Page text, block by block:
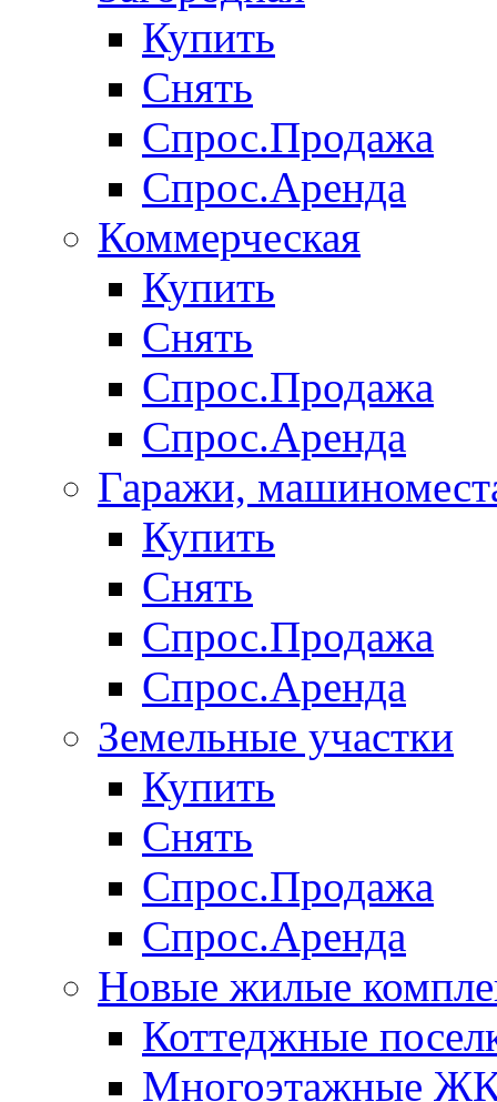
Купить
Снять
Спрос.Продажа
Спрос.Аренда
Коммерческая
Купить
Снять
Спрос.Продажа
Спрос.Аренда
Гаражи,
Купить
Снять
Спрос.Продажа
Спрос.Аренда
Земельные участки
Купить
Снять
Спрос.Продажа
Спрос.Аренда
Новые жилые
Коттеджные
Многоэтажные